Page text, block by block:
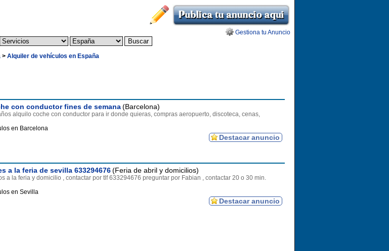
Gestiona tu Anuncio
> Alquiler de vehículos en España
con conductor fines de semana(Barcelona)
alquilo coche con conductor para ir donde quieras, compras aeropuerto, discoteca, cenas,
en Barcelona
Destacar anuncio
a la feria de sevilla 633294676(Feria de abril y domicilios)
a la feria y domicilio , contactar por tlf 633294676 preguntar por Fabian , contactar 20 o 30 min.
en Sevilla
Destacar anuncio